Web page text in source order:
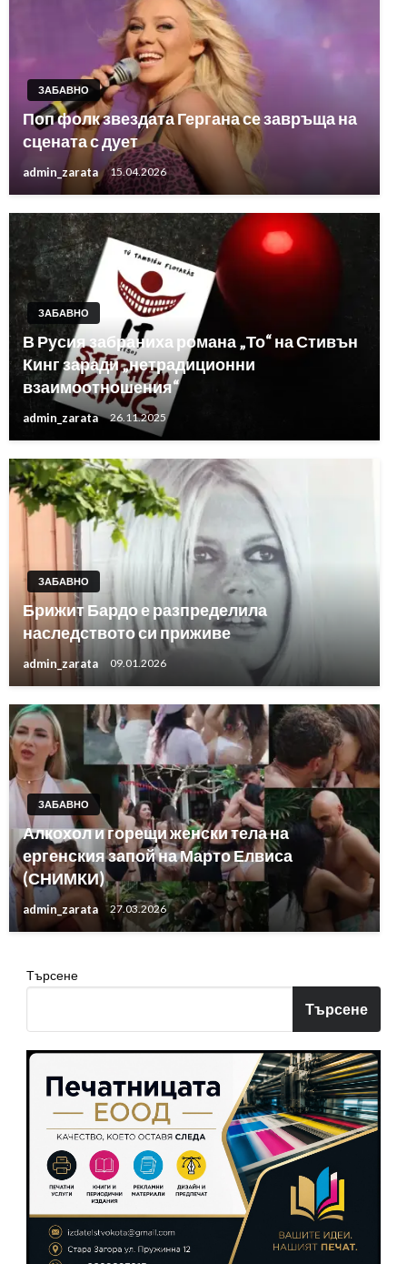
ЗАБАВНО
Поп фолк звездата Гергана се завръща на
сцената с дует
admin_zarata 15.04.2026
ЗАБАВНО
В Русия забраниха романа „То“ на Стивън
Кинг заради „нетрадиционни
взаимоотношения“
admin_zarata 26.11.2025
ЗАБАВНО
Брижит Бардо е разпределила
наследството си приживе
admin_zarata 09.01.2026
ЗАБАВНО
Алкохол и горещи женски тела на
ергенския запой на Марто Елвиса
(СНИМКИ)
admin_zarata 27.03.2026
Търсене
Търсене